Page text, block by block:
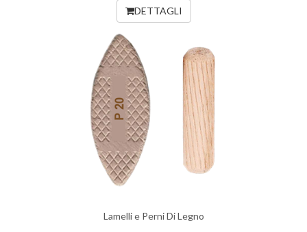
DETTAGLI
Lamelli e Perni Di Legno